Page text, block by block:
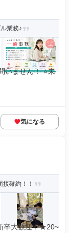
業務♪
いません！ ⭐未
気になる
確約！！
卒大歓迎！★20~